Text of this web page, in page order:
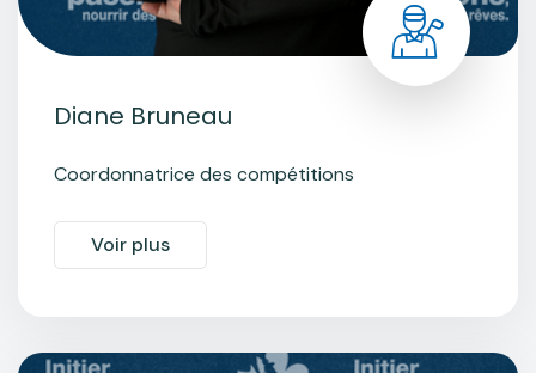
Diane Bruneau
Coordonnatrice des compétitions
Voir plus